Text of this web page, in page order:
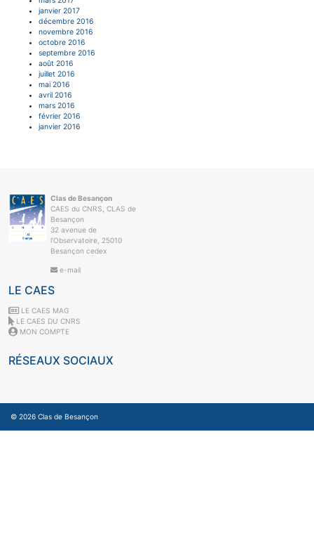
janvier 2017
décembre 2016
novembre 2016
octobre 2016
septembre 2016
août 2016
juillet 2016
mai 2016
avril 2016
mars 2016
février 2016
janvier 2016
Clas de Besançon
CAES du CNRS, CLAS de
Besançon
32 avenue de
l'Observatoire, 25010
Besançon cedex
e-mail
LE CAES
LE CAES MAG
LE CAES DU CNRS
MON COMPTE
RÉSEAUX SOCIAUX
© 2026 Clas de Besançon